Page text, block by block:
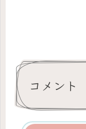
コメント